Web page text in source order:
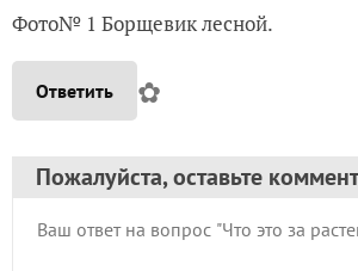
Фото№ 1 Борщевик лесной.
Ответить ✿
Пожалуйста, оставьте